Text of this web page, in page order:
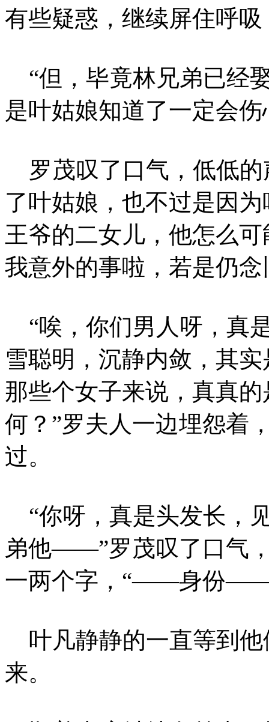
有些疑惑，继续屏住呼
“但，毕竟林兄弟已经
是叶姑娘知道了一定会
罗茂叹了口气，低低的
了叶姑娘，也不过是因
王爷的二女儿，他怎么
我意外的事啦，若是仍
“唉，你们男人呀，真
雪聪明，沉静内敛，其
那些个女子来说，真真
何？”罗夫人一边埋怨着
过。
“你呀，真是头发长，
弟他——”罗茂叹了口气
一两个字，“——身份
叶凡静静的一直等到他
来。